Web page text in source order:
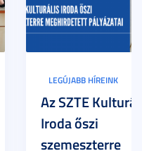
LEGÚJABB HÍREINK
Az SZTE
Iroda őszi
szemeszterre